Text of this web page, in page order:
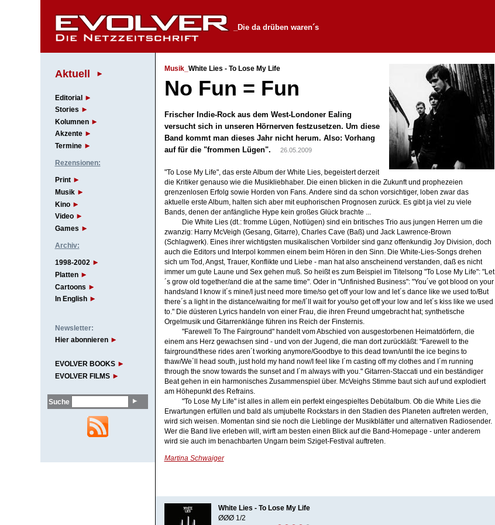
_Die da drüben waren´s
Aktuell
Editorial
Stories
Kolumnen
Akzente
Termine
Rezensionen:
Print
Musik
Kino
Video
Games
Archiv:
1998-2002
Platten
Cartoons
In English
Newsletter:
Hier abonnieren
EVOLVER BOOKS
EVOLVER FILMS
Suche
Musik_ White Lies - To Lose My Life
No Fun = Fun
Frischer Indie-Rock aus dem West-Londoner Ealing
versucht sich in unseren Hörnerven festzusetzen. Um diese
Band kommt man dieses Jahr nicht herum. Also: Vorhang
auf für die "frommen Lügen".
26.05.2009
"To Lose My Life", das erste Album der White Lies, begeistert derzeit
die Kritiker genauso wie die Musikliebhaber. Die einen blicken in die Zukunft und prophezeien
grenzenlosen Erfolg sowie Horden von Fans. Andere sind da schon vorsichtiger, loben zwar das
aktuelle erste Album, halten sich aber mit euphorischen Prognosen zurück. Es gibt ja viel zu viele
Bands, denen der anfängliche Hype kein großes Glück brachte ...
Die White Lies (dt.: fromme Lügen, Notlügen) sind ein britisches Trio aus jungen Herren um die
zwanzig: Harry McVeigh (Gesang, Gitarre), Charles Cave (Baß) und Jack Lawrence-Brown
(Schlagwerk). Eines ihrer wichtigsten musikalischen Vorbilder sind ganz offenkundig Joy Division, doch
auch die Editors und Interpol kommen einem beim Hören in den Sinn. Die White-Lies-Songs drehen
sich um Tod, Angst, Trauer, Konflikte und Liebe - man hat also anscheinend verstanden, daß es nicht
immer um gute Laune und Sex gehen muß. So heißt es zum Beispiel im Titelsong "To Lose My Life": "Let
´s grow old together/and die at the same time". Oder in "Unfinished Business": "You´ve got blood on your
hands/and I know it´s mine/I just need more time/so get off your low and let´s dance like we used to/But
there´s a light in the distance/waiting for me/I´ll wait for you/so get off your low and let´s kiss like we used
to." Die düsteren Lyrics handeln von einer Frau, die ihren Freund umgebracht hat; synthetische
Orgelmusik und Gitarrenklänge führen ins Reich der Finsternis.
"Farewell To The Fairground" handelt vom Abschied von ausgestorbenen Heimatdörfern, die
einem ans Herz gewachsen sind - und von der Jugend, die man dort zurückläßt: "Farewell to the
fairground/these rides aren´t working anymore/Goodbye to this dead town/until the ice begins to
thaw/We´ll head south, just hold my hand now/I feel like I´m casting off my clothes and I´m running
through the snow towards the sunset and I´m always with you." Gitarren-Staccati und ein beständiger
Beat gehen in ein harmonisches Zusammenspiel über. McVeighs Stimme baut sich auf und explodiert
am Höhepunkt des Refrains.
"To Lose My Life" ist alles in allem ein perfekt eingespieltes Debütalbum. Ob die White Lies die
Erwartungen erfüllen und bald als umjubelte Rockstars in den Stadien des Planeten auftreten werden,
wird sich weisen. Momentan sind sie noch die Lieblinge der Musikblätter und alternativen Radiosender.
Wer die Band live erleben will, wirft am besten einen Blick auf die Band-Homepage - unter anderem
wird sie auch im benachbarten Ungarn beim Sziget-Festival auftreten.
Martina Schwaiger
White Lies - To Lose My Life
ØØØ 1/2